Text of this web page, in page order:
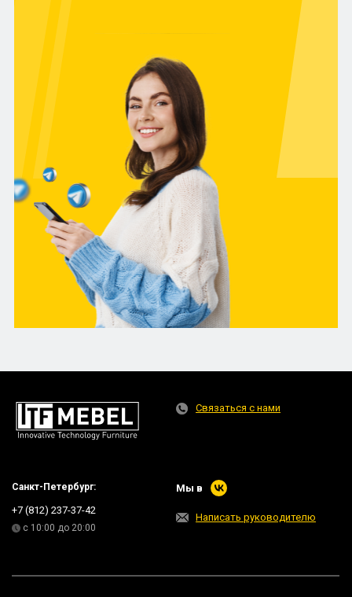
Санкт-Петербург:
+7 (812) 237-37-42
с 10:00 до 20:00
Связаться с нами
Мы в
Написать руководителю